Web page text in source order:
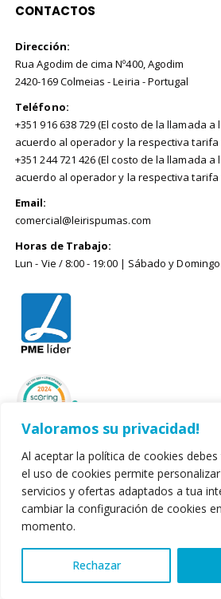
Valoramos su privacidad!
Al aceptar la política de cookies
el uso de cookies permite
servicios y ofertas adaptados a tua
cambiar la configuración de cookies
momento.
Rechazar
CONTACTOS
Dirección:
Rua Agodim de cima Nº400, Agodim
2420-169 Colmeias - Leiria - Portugal
Teléfono:
+351 916 638 729 (El costo de la llamada
acuerdo al operador y la respectiva
+351 244 721 426 (El costo de la llamada
acuerdo al operador y la respectiva
Email:
comercial@leirispumas.com
Horas de Trabajo:
Lun - Vie / 8:00 - 19:00 | Sábado y
© 2022. Leirispumas Lda. Todos los